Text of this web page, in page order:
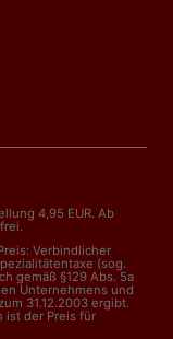
4,95 EUR. Ab
Verbindlicher
(sog.
gemäß §129 Abs. 5a
Unternehmens und
31.12.2003 ergibt.
ist der Preis für